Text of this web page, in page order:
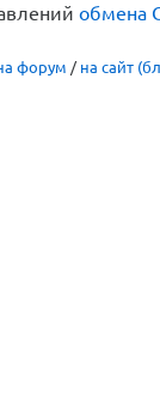
обмена
форум / на сайт